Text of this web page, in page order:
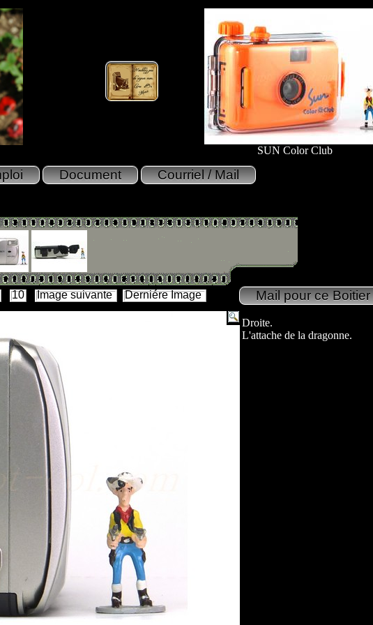
SUN Color Club
10 Image suivante Derniére Image
Droite.
L'attache de la dragonne.